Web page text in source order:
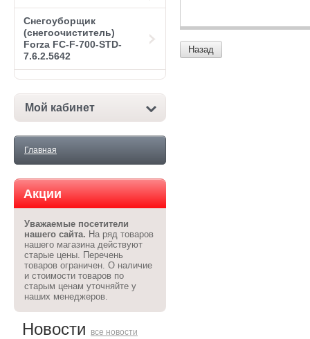
Снегоуборщик
(снегоочиститель)
Forza FC-F-700-STD-
7.6.2.5642
Мой кабинет
Главная
Акции
Уважаемые посетители
нашего сайта. На ряд товаров
нашего магазина действуют
старые цены. Перечень
товаров ограничен. О наличие
и стоимости товаров по
старым ценам уточняйте у
наших менеджеров.
Новости все новости
Назад